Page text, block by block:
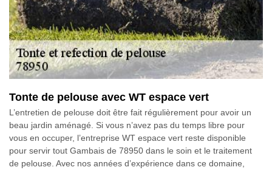
Tonte de pelouse avec WT espace vert
L’entretien de pelouse doit être fait régulièrement pour avoir un
beau jardin aménagé. Si vous n’avez pas du temps libre pour
vous en occuper, l’entreprise WT espace vert reste disponible
pour servir tout Gambais de 78950 dans le soin et le traitement
de pelouse. Avec nos années d’expérience dans ce domaine,